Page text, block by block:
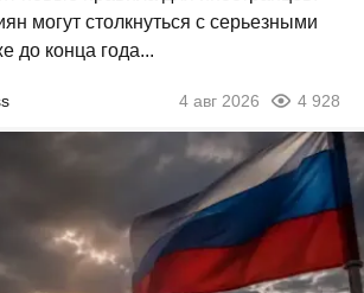
могут столкнуться с серьезными
до конца года...
4 авг 2026 4 928